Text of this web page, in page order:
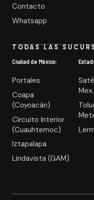
Contacto
Whatsapp
TODAS LAS
Ciudad de México:
Portales
Coapa
(Coyoacán)
Circuito Interior
(Cuauhtemoc)
Iztapalapa
Lindavista (GAM)